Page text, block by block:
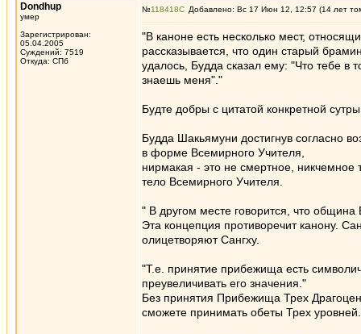
Dondhup
умер
Зарегистрирован:
05.04.2005
Суждений: 7519
Откуда: СПб
№118418 Добавлено: Вс 17 Июн 12, 12:57 (14 лет
"В каноне есть несколько мест,
рассказывается, что один старый
удалось, Будда сказал ему: "Что тебе в
знаешь меня"."
Будте добры с цитатой конкретной
Будда Шакьямуни достигнув согласно
в форме Всемирного Учителя,
нирмакая - это не смертное,
тело Всемирного Учителя.
" В другом месте говорится, что
Эта концепция противоречит канону.
олицетворяют Сангху.
"Т.е. принятие прибежища есть
преувеличивать его значения."
Без принятия Прибежища Трех
сможете принимать обеты Трех уровней.